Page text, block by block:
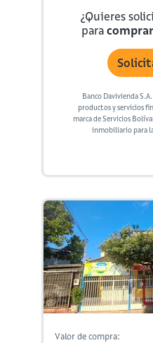
¿Quieres
para
Banco Davivienda
productos y servicios
marca de Servicios
inmobiliario para
Valor de compra: